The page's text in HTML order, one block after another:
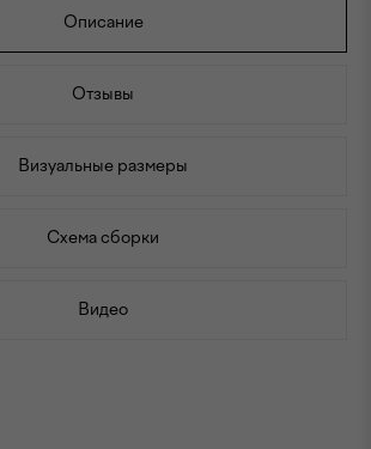
Описание
Отзывы
Визуальные размеры
Схема сборки
Видео